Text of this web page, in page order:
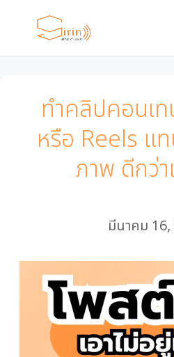
ทำคลิปคอนเ
หรือ Reels แ
ภาพ ดีกว่
มีนาคม